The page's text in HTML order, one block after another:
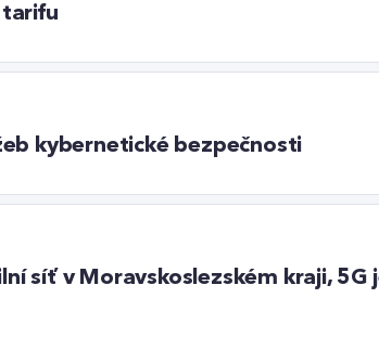
tarifu
kybernetické bezpečnosti
síť v Moravskoslezském kraji, 5G